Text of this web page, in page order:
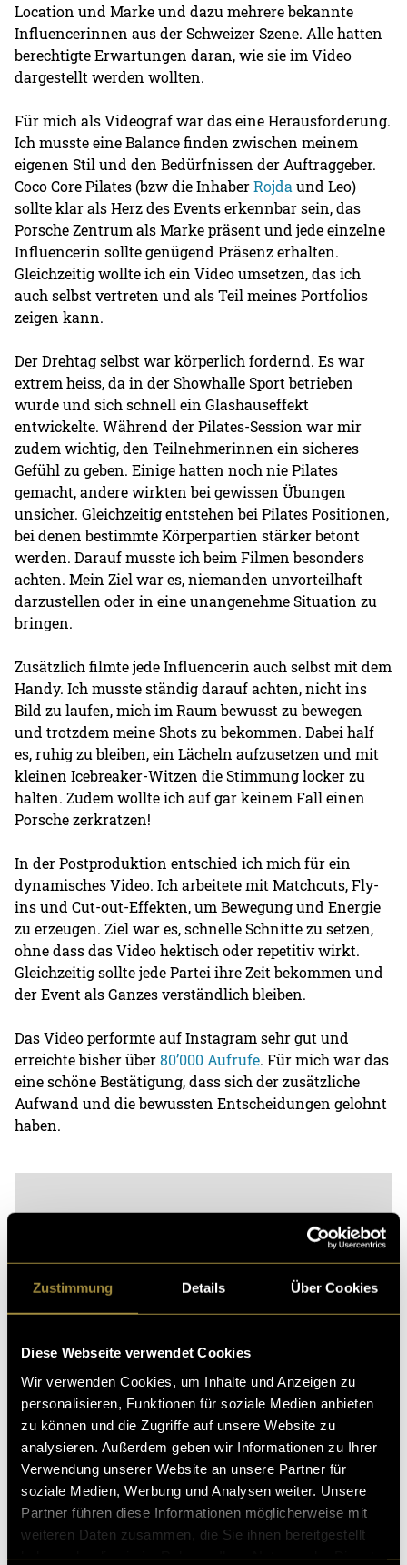
Zustimmung Details Über Cookies
Diese Webseite verwendet Cookies
Wir verwenden Cookies, um Inhalte und Anzeigen zu
personalisieren, Funktionen für soziale Medien anbieten
zu können und die Zugriffe auf unsere Website zu
analysieren. Außerdem geben wir Informationen zu Ihrer
Verwendung unserer Website an unsere Partner für
soziale Medien, Werbung und Analysen weiter. Unsere
Partner führen diese Informationen möglicherweise mit
weiteren Daten zusammen, die Sie ihnen bereitgestellt
Location und Marke und dazu mehrere bekannte
Influencerinnen aus der Schweizer Szene. Alle hatten
berechtigte Erwartungen daran, wie sie im Video
dargestellt werden wollten.
Für mich als Videograf war das eine Herausforderung.
Ich musste eine Balance finden zwischen meinem
eigenen Stil und den Bedürfnissen der Auftraggeber.
Coco Core Pilates (bzw die InhaberRojda und Leo)
sollte klar als Herz des Events erkennbar sein, das
Porsche Zentrum als Marke präsent und jede einzelne
Influencerin sollte genügend Präsenz erhalten.
Gleichzeitig wollte ich ein Video umsetzen, das ich
auch selbst vertreten und als Teil meines Portfolios
zeigen kann.
Der Drehtag selbst war körperlich fordernd. Es war
extrem heiss, da in der Showhalle Sport betrieben
wurde und sich schnell ein Glashauseffekt
entwickelte. Während der Pilates-Session war mir
zudem wichtig, den Teilnehmerinnen ein sicheres
Gefühl zu geben. Einige hatten noch nie Pilates
gemacht, andere wirkten bei gewissen Übungen
unsicher. Gleichzeitig entstehen bei Pilates Positionen,
bei denen bestimmte Körperpartien stärker betont
werden. Darauf musste ich beim Filmen besonders
achten. Mein Ziel war es, niemanden unvorteilhaft
darzustellen oder in eine unangenehme Situation zu
bringen.
Zusätzlich filmte jede Influencerin auch selbst mit dem
Handy. Ich musste ständig darauf achten, nicht ins
Bild zu laufen, mich im Raum bewusst zu bewegen
und trotzdem meine Shots zu bekommen. Dabei half
es, ruhig zu bleiben, ein Lächeln aufzusetzen und mit
kleinen Icebreaker-Witzen die Stimmung locker zu
halten. Zudem wollte ich auf gar keinem Fall einen
Porsche zerkratzen!
In der Postproduktion entschied ich mich für ein
dynamisches Video. Ich arbeitete mit Matchcuts, Fly-
ins und Cut-out-Effekten, um Bewegung und Energie
zu erzeugen. Ziel war es, schnelle Schnitte zu setzen,
ohne dass das Video hektisch oder repetitiv wirkt.
Gleichzeitig sollte jede Partei ihre Zeit bekommen und
der Event als Ganzes verständlich bleiben.
Das Video performte auf Instagram sehr gut und
erreichte bisher über80’000 Aufrufe. Für mich war das
eine schöne Bestätigung, dass sich der zusätzliche
Aufwand und die bewussten Entscheidungen gelohnt
haben.